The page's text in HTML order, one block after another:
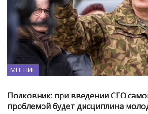
МНЕНИЕ
Полковник: при введении СГО
проблемой будет дисциплина